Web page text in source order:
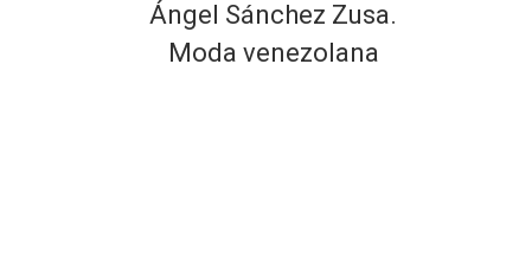
Ángel Sánchez Zusa.
Moda venezolana